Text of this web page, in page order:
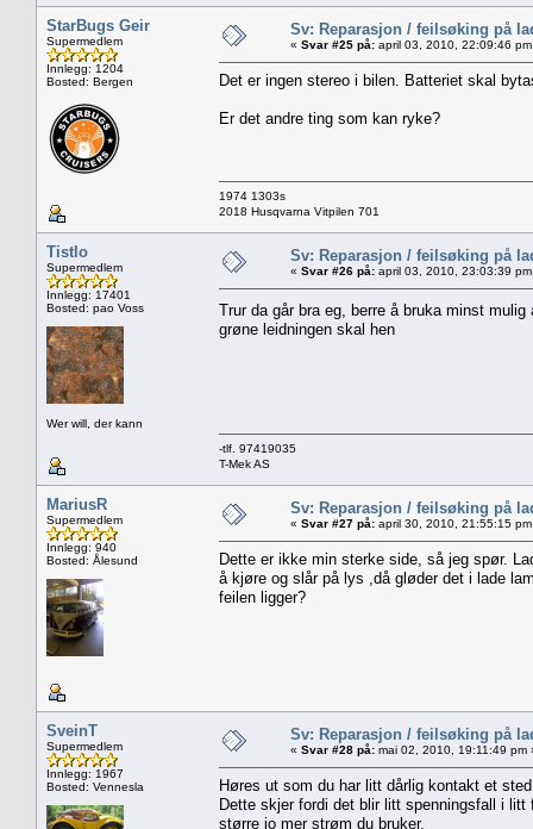
StarBugs Geir
Supermedlem
Innlegg: 1204
Bosted: Bergen
Sv: Reparasjon / feilsøking på
« Svar #25 på: april 03, 2010, 22:09:46
Det er ingen stereo i bilen. Batteriet skal
Er det andre ting som kan ryke?
1974 1303s
2018 Husqvarna Vitpilen 701
Tistlo
Supermedlem
Innlegg: 17401
Bosted: pao Voss
Wer will, der kann
Sv: Reparasjon / feilsøking på
« Svar #26 på: april 03, 2010, 23:03:39
Trur da går bra eg, berre å bruka minst
grøne leidningen skal hen
-tlf. 97419035
T-Mek AS
MariusR
Supermedlem
Innlegg: 940
Bosted: Ålesund
Sv: Reparasjon / feilsøking på
« Svar #27 på: april 30, 2010, 21:55:15
Dette er ikke min sterke side, så jeg spør.
å kjøre og slår på lys ,då gløder det i lade
feilen ligger?
SveinT
Supermedlem
Innlegg: 1967
Bosted: Vennesla
Sv: Reparasjon / feilsøking på
« Svar #28 på: mai 02, 2010, 19:11:49 pm
Høres ut som du har litt dårlig kontakt et
Dette skjer fordi det blir litt spenningsfall i
større jo mer strøm du bruker.